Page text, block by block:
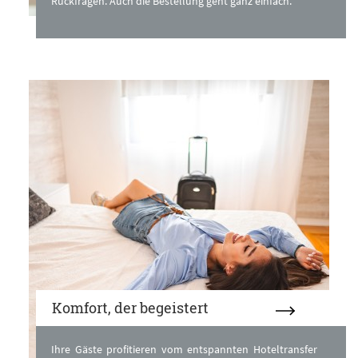
Komfort, der begeistert
Ihre Gäste profitieren vom entspannten Hoteltransfer